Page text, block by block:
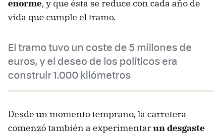
enorme, y que ésta se reduce con cada año de
vida que cumple el tramo.
El tramo tuvo un coste de 5 millones de
euros, y el deseo de los políticos era
construir 1.000 kilómetros
Desde un momento temprano, la carretera
comenzó también a experimentarun desgaste